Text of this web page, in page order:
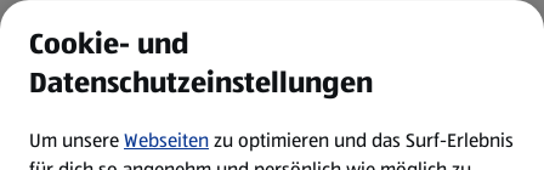
Cookie- und
Datenschutzeinstellungen
Um unsereWebseitenzu optimieren und das Surf-Erlebnis